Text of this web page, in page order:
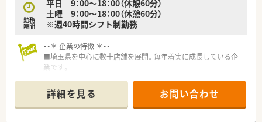
勤務
時間
平日 9：00～18：00（休憩60分）
土曜 9：00～18：00（休憩60分）
※週40時間シフト制勤務
・・＊ 企業の特徴 ＊・・
■埼玉県を中心に数十店舗を展開。毎年着実に成長している企
業です。
詳細を見る お問い合わせ